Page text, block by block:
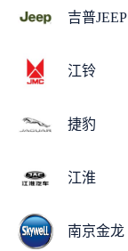
吉普JEEP
江铃
捷豹
江淮
南京金龙